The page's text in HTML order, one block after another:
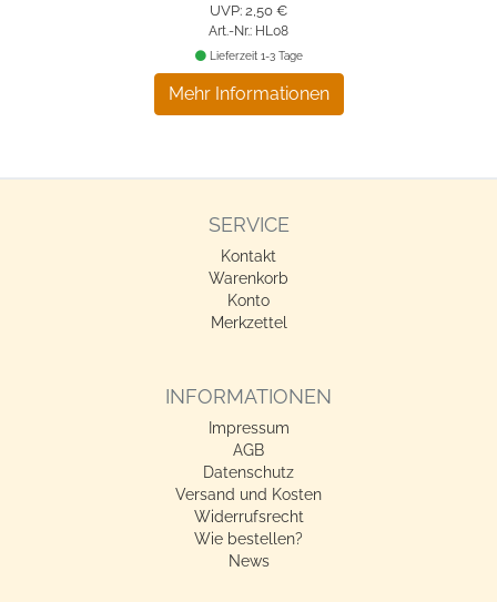
UVP: 2,50 €
Art.-Nr.: HL08
Mehr Informationen
Lieferzeit 1-3 Tage
SERVICE
Kontakt
Warenkorb
Konto
Merkzettel
INFORMATIONEN
Impressum
AGB
Datenschutz
Versand und Kosten
Widerrufsrecht
Wie bestellen?
News